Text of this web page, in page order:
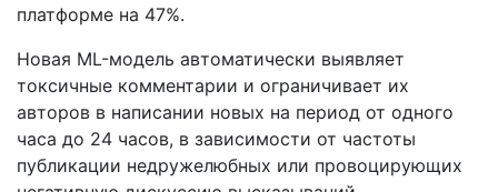
платформе на 47%.
Новая ML-модель автоматически выявляет
токсичные комментарии и ограничивает их
авторов в написании новых на период от одного
часа до 24 часов, в зависимости от частоты
публикации недружелюбных или провоцирующих